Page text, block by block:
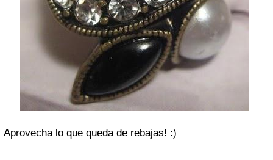
Aprovecha lo que queda de rebajas! :)